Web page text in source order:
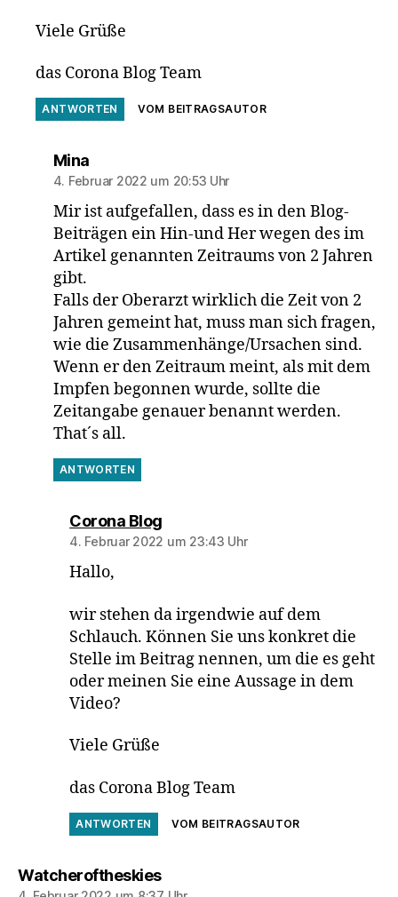
Viele Grüße
das Corona Blog Team
ANTWORTEN VOM BEITRAGSAUTOR
Minasagt:
4. Februar 2022 um 20:53 Uhr
Mir ist aufgefallen, dass es in den Blog-
Beiträgen ein Hin-und Her wegen des im
Artikel genannten Zeitraums von 2 Jahren
gibt.
Falls der Oberarzt wirklich die Zeit von 2
Jahren gemeint hat, muss man sich fragen,
wie die Zusammenhänge/Ursachen sind.
Wenn er den Zeitraum meint, als mit dem
Impfen begonnen wurde, sollte die
Zeitangabe genauer benannt werden.
That´s all.
ANTWORTEN
Corona Blogsagt:
4. Februar 2022 um 23:43 Uhr
Hallo,
wir stehen da irgendwie auf dem
Schlauch. Können Sie uns konkret die
Stelle im Beitrag nennen, um die es geht
oder meinen Sie eine Aussage in dem
Video?
Viele Grüße
das Corona Blog Team
ANTWORTEN VOM BEITRAGSAUTOR
Watcheroftheskiessagt: